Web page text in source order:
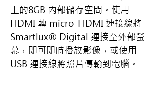
上的8GB 內部儲存空間。使用
HDMI 轉 micro-HDMI 連接線將
Smartlux® Digital 連接至外部螢
幕，即可即時播放影像，或使用
USB 連接線將照片傳輸到電腦。